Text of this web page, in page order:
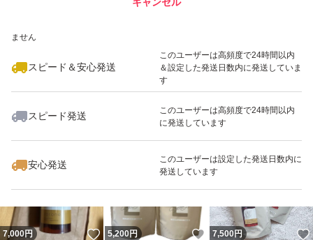
ません
スピード＆安心発送
このユーザーは高頻度で24時間以内
＆設定した発送日数内に発送していま
す
スピード発送
このユーザーは高頻度で24時間以内
に発送しています
安心発送
このユーザーは設定した発送日数内に
発送しています
いいね！
5,199
7,000円 いいね！
5,200円 いいね！
7,500円